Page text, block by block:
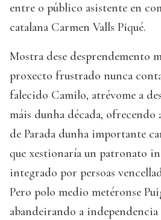
entre o público asistente en
catalana Carmen Valls Piqué.
Mostra dese desprendemento
proxecto frustrado nunca
falecido Camilo, atrévome a
máis dunha década, ofrecendo
de Parada dunha importante
que xestionaría un patronato
integrado por persoas
Pero polo medio metéronse
abandeirando a